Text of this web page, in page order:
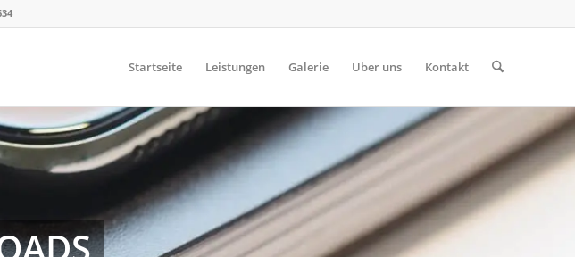
Startseite Leistungen Galerie Über uns Kontakt